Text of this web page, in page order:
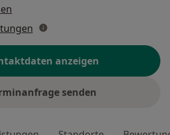
anzeigen
senden